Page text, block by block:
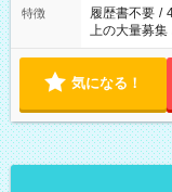
特徴 履歴書不要 /
上の大量募集
気になる！